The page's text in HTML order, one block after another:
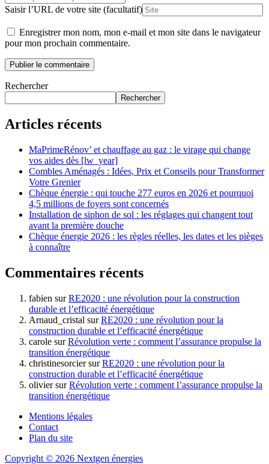
Saisir l’URL de votre site (facultatif)
Enregistrer mon nom, mon e-mail et mon site dans le navigateur
pour mon prochain commentaire.
Rechercher
Rechercher
Articles récents
MaPrimeRénov’ et chauffage au gaz : le virage qui change
vos aides dès [lw_year]
Combles Aménagés : Idées, Prix et Conseils pour Transformer
Votre Grenier
Chèque énergie : qui touche 277 euros en 2026 et pourquoi
4,5 millions de foyers sont concernés
Installation de siphon de sol : les réglages qui changent tout
avant la première douche
Chèque énergie 2026 : les règles réelles, les dates et les pièges
à connaître
Commentaires récents
fabien surRE2020 : une révolution pour la construction
durable et l’efficacité énergétique
Arnaud_cristal surRE2020 : une révolution pour la
construction durable et l’efficacité énergétique
carole surRévolution verte : comment l’assurance propulse la
transition énergétique
christinesorciersurRE2020 : une révolution pour la
construction durable et l’efficacité énergétique
oliviersurRévolution verte : comment l’assurance propulse la
transition énergétique
Mentions légales
Contact
Plan du site
Copyright © 2026 Nextgen énergies